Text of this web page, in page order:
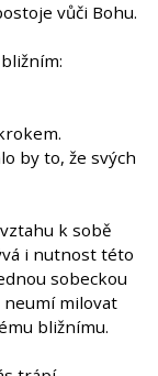
vůči Bohu.
by to, že svých
k sobě
i nutnost této
sobeckou
neumí milovat
bližnímu.